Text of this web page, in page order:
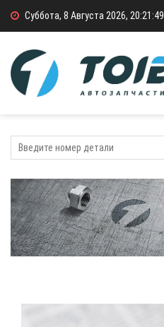
Суббота, 8 Августа 2026, 20:21:49